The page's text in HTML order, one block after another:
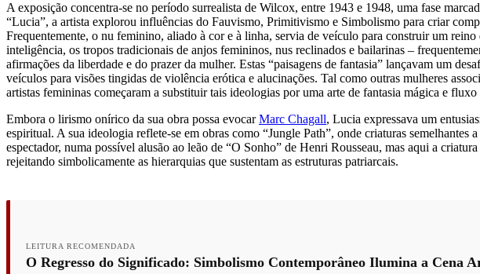
A exposição concentra-se no período surrealista de Wilcox, entre 1943 e 1948, uma fase
“Lucia”, a artista explorou influências do Fauvismo, Primitivismo e Simbolismo para criar
Frequentemente, o nu feminino, aliado à cor e à linha, servia de veículo para construir um
inteligência, os tropos tradicionais de anjos femininos, nus reclinados e bailarinas –
afirmações da liberdade e do prazer da mulher. Estas “paisagens de fantasia” lançavam um
veículos para visões tingidas de violência erótica e alucinações. Tal como outras mulheres
artistas femininas começaram a substituir tais ideologias por uma arte de fantasia mágica e
Embora o lirismo onírico da sua obra possa evocarMarc Chagall, Lucia expressava um
espiritual. A sua ideologia reflete-se em obras como “Jungle Path”, onde criaturas
espectador, numa possível alusão ao leão de “O Sonho” de Henri Rousseau, mas aqui a
rejeitando simbolicamente as hierarquias que sustentam as estruturas patriarcais.
LEITURA RECOMENDADA
O Regresso do Significado: Simbolismo Contemporâneo Ilumina a Cena